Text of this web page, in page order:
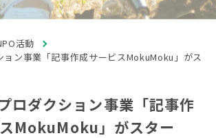
活動
ョン事業「記事作成サービスMokuMoku」がス
ロダクション事業「記事作
MokuMoku」がスター